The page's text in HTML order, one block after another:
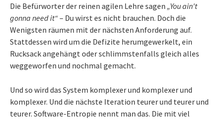
Die Befürworter der reinen agilen Lehre sagen „You ain't
gonna need it“– Du wirst es nicht brauchen. Doch die
Wenigsten räumen mit der nächsten Anforderung auf.
Stattdessen wird um die Defizite herumgewerkelt, ein
Rucksack angehängt oder schlimmstenfalls gleich alles
weggeworfen und nochmal gemacht.
Und so wird das System komplexer und komplexer und
komplexer. Und die nächste Iteration teurer und teurer und
teurer. Software-Entropie nennt man das. Die mit viel